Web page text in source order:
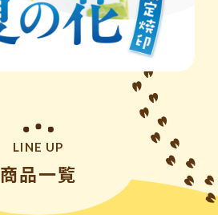
LINE UP
商品一覧